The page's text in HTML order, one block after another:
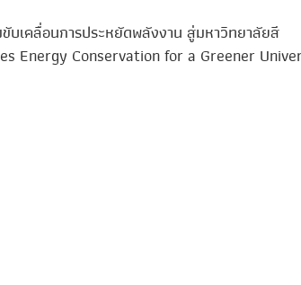
บเคลื่อนการประหยัดพลังงาน สู่มหาวิทยาลัยสี
Energy Conservation for a Greener